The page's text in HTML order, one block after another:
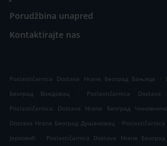
Porudžbina unapred
Kontaktirajte nas
Poslastičarnica Dostava Hrane Београд Бањица .
Београд Вождовац
. Poslastičarnica
Poslastičarnica Dostava Hrane Београд
Dostava Hrane Београд Душановац .
Јерковић
. Poslastičarnica Dostava Hrane